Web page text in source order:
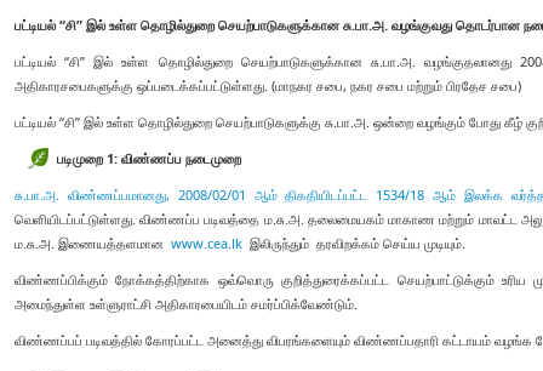
பட்டியல் “சி” இல் உள்ள தொழில்துறை செயற்பாடுகளுக்கான சு.பா.அ. வழங்குவது தொடர்பான
பட்டியல் “சி” இல் உள்ள தொழில்துறை செயற்பாடுகளுக்கான சு.பா.அ. வழங்குதலானது
அதிகாரசபைகளுக்கு ஒப்படைக்கப்பட்டுள்ளது. (மாநகர சபை, நகர சபை மற்றும் பிரதேச சபை)
பட்டியல் “சி” இல் உள்ள தொழில்துறை செயற்பாடுகளுக்கு சு.பா.அ. ஒன்றை வழங்கும் போது கீழ்
படிமுறை 1: விண்ணப்ப நடைமுறை
சு.பா.அ. விண்ணப்பமானது, 2008/02/01 ஆம் திகதியிடப்பட்ட 1534/18 ஆம் இலக்க
வெளியிடப்பட்டுள்ளது. விண்ணப்ப படிவத்தை ம.சு.அ. தலைமையகம் மாகாண மற்றும் மாவட்ட
ம.சு.அ. இணையத்தளமான www.cea.lk இலிருந்தும் தரவிறக்கம் செய்ய முடியும்.
விண்ணப்பிக்கும் நோக்கத்திற்காக ஒவ்வொரு குறித்துரைக்கப்பட்ட செயற்பாட்டுக்கும்
அமைந்துள்ள உள்ளுராட்சி அதிகாரபையிடம் சமர்ப்பிக்வேண்டும்.
விண்ணப்பப் படிவத்தில் கோரப்பட்ட அனைத்து விபரங்களையும் விண்ணப்பதாரி கட்டாயம் வழங்க